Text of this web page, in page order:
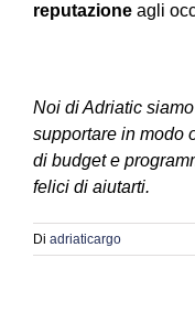
reputazione agli
Noi di Adriatic
supportare in modo
di budget e
felici di aiutarti.
Di adriaticargo